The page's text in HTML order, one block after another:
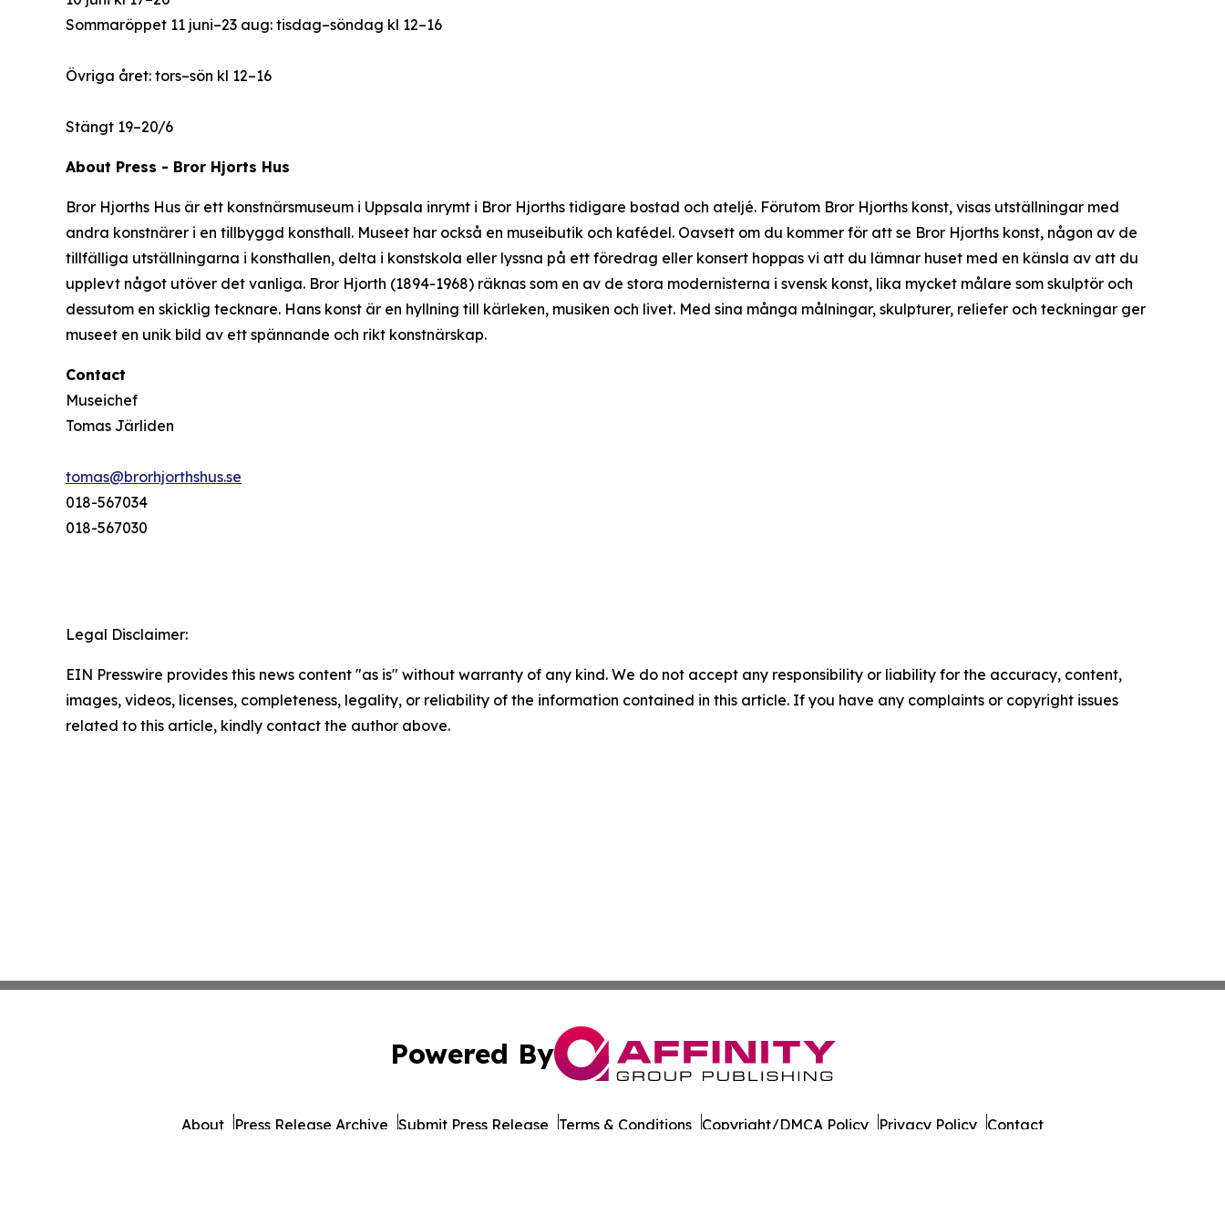
Sommaröppet 11 juni–23 aug: tisdag–söndag kl 12–16
Övriga året: tors–sön kl 12–16
Stängt 19–20/6
About Press - Bror Hjorts Hus
Bror Hjorths Hus är ett konstnärsmuseum i Uppsala inrymt i Bror Hjorths tidigare bostad och ateljé. Förutom Bror Hjorths konst, visas utställningar med
andra konstnärer i en tillbyggd konsthall. Museet har också en museibutik och kafédel. Oavsett om du kommer för att se Bror Hjorths konst, någon av de
tillfälliga utställningarna i konsthallen, delta i konstskola eller lyssna på ett föredrag eller konsert hoppas vi att du lämnar huset med en känsla av att du
upplevt något utöver det vanliga. Bror Hjorth (1894-1968) räknas som en av de stora modernisterna i svensk konst, lika mycket målare som skulptör och
dessutom en skicklig tecknare. Hans konst är en hyllning till kärleken, musiken och livet. Med sina många målningar, skulpturer, reliefer och teckningar ger
museet en unik bild av ett spännande och rikt konstnärskap.
Contact
Museichef
Tomas Järliden
tomas@brorhjorthshus.se
018-567034
018-567030
Legal Disclaimer:
EIN Presswire provides this news content "as is" without warranty of any kind. We do not accept any responsibility or liability for the accuracy, content,
images, videos, licenses, completeness, legality, or reliability of the information contained in this article. If you have any complaints or copyright issues
related to this article, kindly contact the author above.
Powered By
About Press Release Archive Submit Press Release Terms & Conditions Copyright/DMCA Policy Privacy Policy Contact